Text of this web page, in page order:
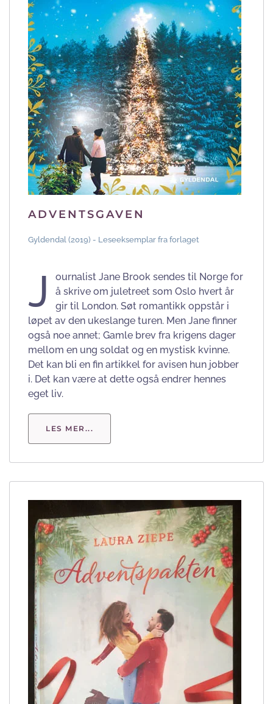
ADVENTSGAVEN
Gyldendal (2019) - Leseeksemplar fra forlaget
J
ournalist Jane Brook sendes til Norge for
å skrive om juletreet som Oslo hvert år
gir til London. Søt romantikk oppstår i
løpet av den ukeslange turen. Men Jane finner
også noe annet; Gamle brev fra krigens dager
mellom en ung soldat og en mystisk kvinne.
Det kan bli en fin artikkel for avisen hun jobber
i. Det kan være at dette også endrer hennes
eget liv.
LES MER...